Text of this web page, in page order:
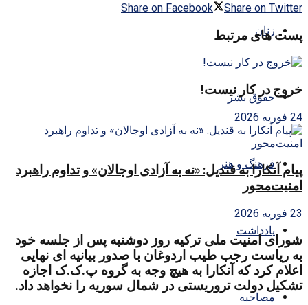
زنان
حقوق بشر
فرهنگ و هنر
یادداشت
مصاحبه
Share on Facebook Share on Twitter
پست های مرتبط
خروج در کار نیست!
24 فوریه 2026
پیام آنکارا به قندیل: «نه به آزادی اوجالان» و تداوم راهبرد
امنیت‌محور
23 فوریه 2026
شورای امنیت ملی ترکیه روز دوشنبه پس از جلسه خود
به ریاست رجب طیب اردوغان با صدور بیانیه ای نهایی
اعلام کرد که آنکارا به هیچ وجه به گروه پ.ک.ک اجازه
تشکیل دولت تروریستی در شمال سوریه را نخواهد داد.